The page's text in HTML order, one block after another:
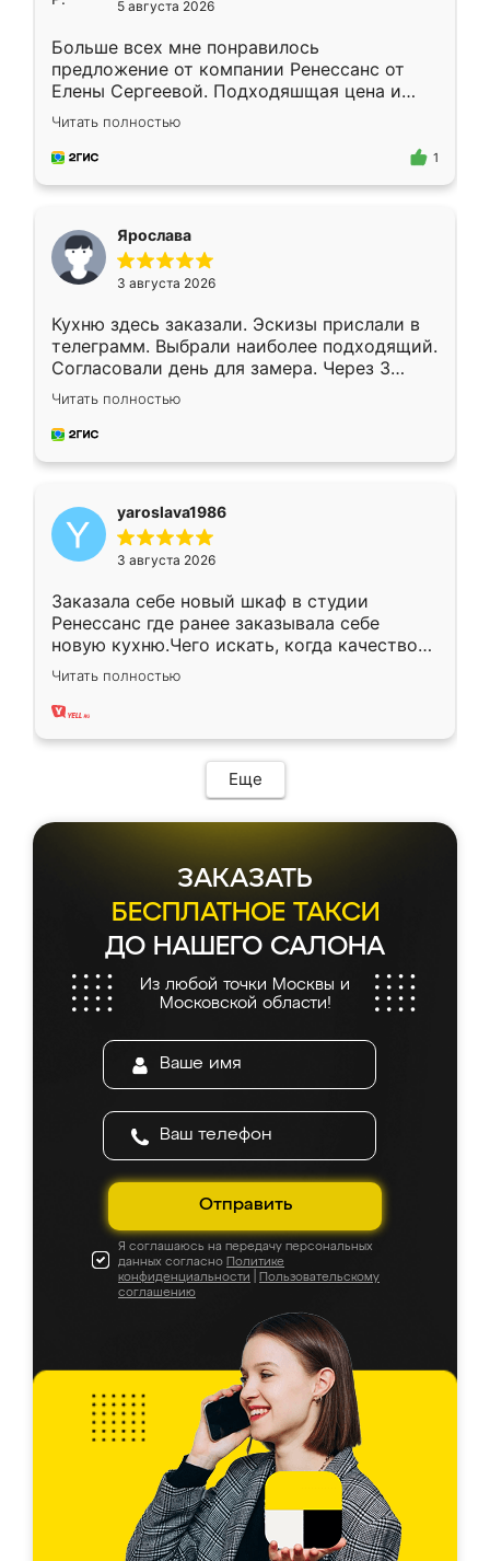
5 августа 2026
Больше всех мне понравилось
предложение от компании Ренессанс от
Елены Сергеевой. Подходяшщая цена и
короткие сроки изготовления. Приехавший
для замера сотрудник Владислав
предложил по моему эскизу самый
Читать полностью
1
Ярослава
3 августа 2026
Кухню здесь заказали. Эскизы прислали в
телеграмм. Выбрали наиболее подходящий.
Согласовали день для замера. Через 3
недели кухня была уже готова. Остались
довольны работой. Спасибо Ренессанс
мебель за качественную работу!
Читать полностью
yaroslava1986
3 августа 2026
Заказала себе новый шкаф в студии
Ренессанс где ранее заказывала себе
новую кухню.Чего искать, когда качеством
вполне довольна. Служит кухня уже почти
два года, нареканий нет.
Читать полностью
Еще
ЗАКАЗАТЬ
БЕСПЛАТНОЕ ТАКСИ
ДО НАШЕГО САЛОНА
Из любой точки Москвы и
Московской области!
Отправить
Я соглашаюсь на передачу персональных
данных согласно Политике
конфиденциальности
Пользовательскому
соглашению